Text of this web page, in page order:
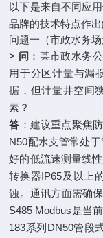
以下是来自不同应
品牌的技术特点作出
问题一（市政水务场
> 问 ：某市政水务
用于分区计量与漏
据，但计量井空间
素？
答 ：建议重点聚焦
N50配水支管常处
好的低流速测量线
转换器IP65及以上
蚀。通讯方面需确
S485 Modbus是当
183系列DN50管段